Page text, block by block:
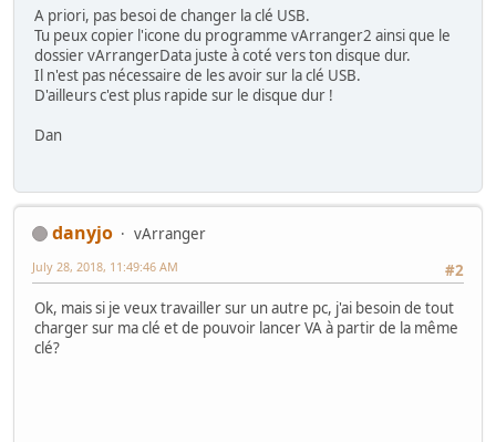
A priori, pas besoi de changer la clé USB.
Tu peux copier l'icone du programme vArranger2 ainsi que le
dossier vArrangerData juste à coté vers ton disque dur.
Il n'est pas nécessaire de les avoir sur la clé USB.
D'ailleurs c'est plus rapide sur le disque dur !
Dan
danyjo
vArranger
#2
July 28, 2018, 11:49:46 AM
Ok, mais si je veux travailler sur un autre pc, j'ai besoin de tout
charger sur ma clé et de pouvoir lancer VA à partir de la même
clé?